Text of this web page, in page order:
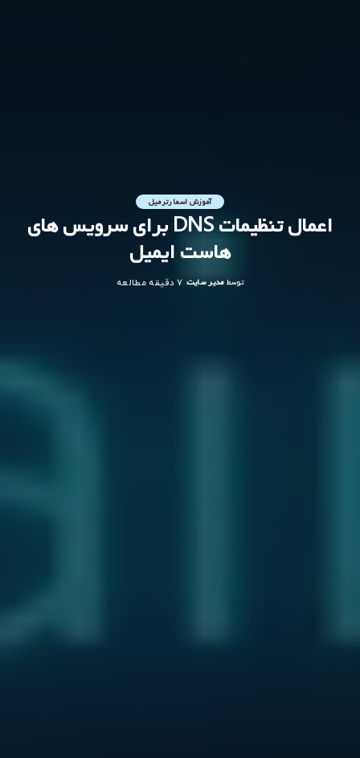
آموزش اسمارترمیل
اعمال تنظیمات DNS برای سرویس های
هاست ایمیل
ارسال
توسطمدیر سایت 7 دقیقه مطالعه